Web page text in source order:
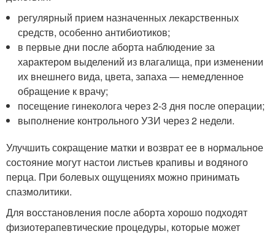
регулярный прием назначенных лекарственных
средств, особенно антибиотиков;
в первые дни после аборта наблюдение за
характером выделений из влагалища, при изменении
их внешнего вида, цвета, запаха — немедленное
обращение к врачу;
посещение гинеколога через 2-3 дня после операции;
выполнение контрольного УЗИ через 2 недели.
Улучшить сокращение матки и возврат ее в нормальное
состояние могут настои листьев крапивы и водяного
перца. При болевых ощущениях можно принимать
спазмолитики.
Для восстановления после аборта хорошо подходят
физиотерапевтические процедуры, которые может